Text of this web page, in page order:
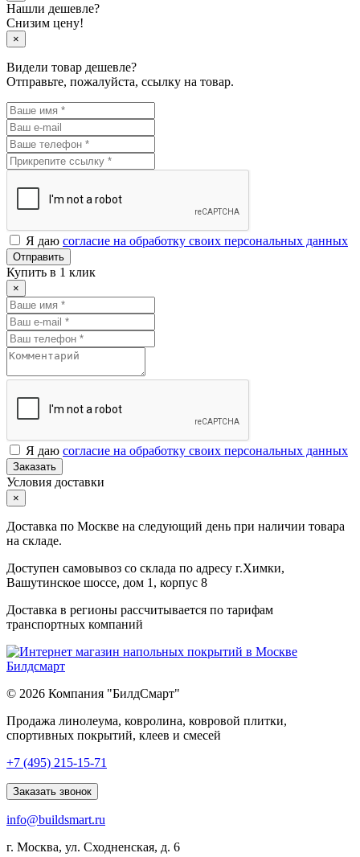
Нашли дешевле?
Снизим цену!
×
Видели товар дешевле?
Отправьте, пожалуйста, ссылку на товар.
Я даю согласие на обработку своих персональных данных
Отправить
Купить в 1 клик
×
Я даю согласие на обработку своих персональных данных
Заказать
Условия доставки
×
Доставка по Москве на следующий день при наличии товара
на складе.
Доступен самовывоз со склада по адресу г.Химки,
Вашутинское шоссе, дом 1, корпус 8
Доставка в регионы рассчитывается по тарифам
транспортных компаний
© 2026 Компания "БилдСмарт"
Продажа линолеума, ковролина, ковровой плитки,
спортивных покрытий, клеев и смесей
Explore
lists
best
online
+7 (495) 215-15-71
Заказать звонок
info@buildsmart.ru
г. Москва, ул. Сходненская, д. 6